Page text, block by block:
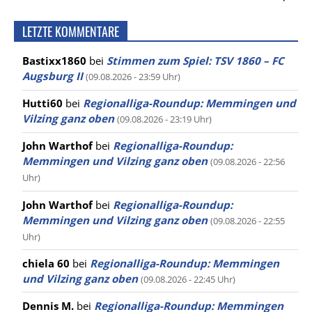
LETZTE KOMMENTARE
Bastixx1860 bei Stimmen zum Spiel: TSV 1860 – FC
Augsburg II (09.08.2026 - 23:59 Uhr)
Hutti60 bei Regionalliga-Roundup: Memmingen und
Vilzing ganz oben (09.08.2026 - 23:19 Uhr)
John Warthofbei Regionalliga-Roundup:
Memmingen und Vilzing ganz oben (09.08.2026 - 22:56
Uhr)
John Warthofbei Regionalliga-Roundup:
Memmingen und Vilzing ganz oben (09.08.2026 - 22:55
Uhr)
chiela 60 bei Regionalliga-Roundup: Memmingen
und Vilzing ganz oben (09.08.2026 - 22:45 Uhr)
Dennis M. bei Regionalliga-Roundup: Memmingen